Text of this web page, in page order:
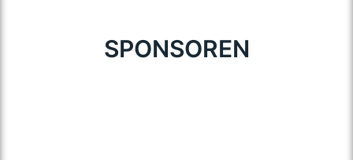
SPONSOREN